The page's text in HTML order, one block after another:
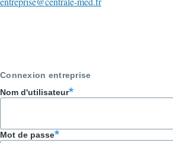
Connexion entreprise
Nom d'utilisateur
Mot de passe